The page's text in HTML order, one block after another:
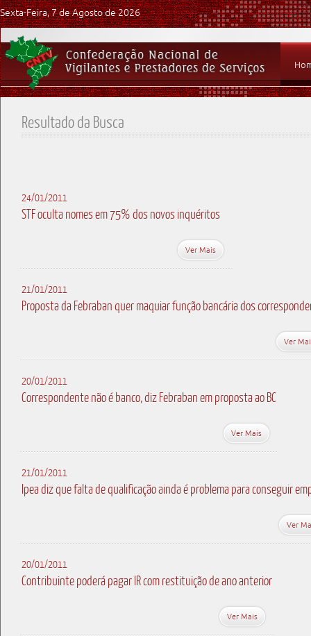
Sexta-Feira, 7 de Agosto de 2026
Resultado da Busca
24/01/2011
STF oculta nomes em 75% dos novos inquéritos
Ver Mais
21/01/2011
Proposta da Febraban quer maquiar função bancária dos
Ver
20/01/2011
Correspondente não é banco, diz Febraban em proposta ao BC
Ver Mais
21/01/2011
Ipea diz que falta de qualificação ainda é problema para conseguir
Ver
20/01/2011
Contribuinte poderá pagar IR com restituição de ano anterior
Ver Mais